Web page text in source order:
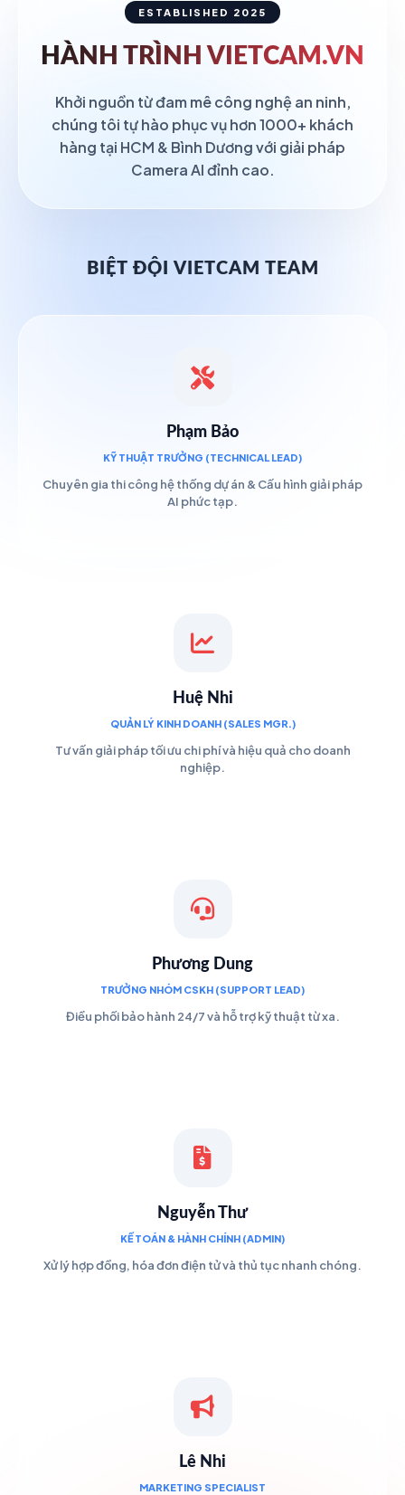
ESTABLISHED 2025
HÀNH TRÌNH VIETCAM.VN
Khởi nguồn từ đam mê công nghệ an ninh,
chúng tôi tự hào phục vụ hơn 1000+ khách
hàng tại HCM & Bình Dương với giải pháp
Camera AI đỉnh cao.
BIỆT ĐỘI VIETCAM TEAM
Phạm Bảo
KỸ THUẬT TRƯỞNG (TECHNICAL LEAD)
Chuyên gia thi công hệ thống dự án & Cấu hình giải pháp
AI phức tạp.
Huệ Nhi
QUẢN LÝ KINH DOANH (SALES MGR.)
Tư vấn giải pháp tối ưu chi phí và hiệu quả cho doanh
nghiệp.
Phương Dung
TRƯỞNG NHÓM CSKH (SUPPORT LEAD)
Điều phối bảo hành 24/7 và hỗ trợ kỹ thuật từ xa.
Nguyễn Thư
KẾ TOÁN & HÀNH CHÍNH (ADMIN)
Xử lý hợp đồng, hóa đơn điện tử và thủ tục nhanh chóng.
Lê Nhi
MARKETING SPECIALIST